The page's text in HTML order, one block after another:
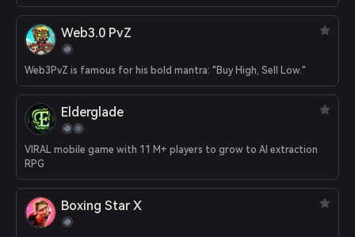
Web3.0 PvZ
Web3PvZ is famous for his bold mantra: "Buy High, Sell Low."
Elderglade
VIRAL mobile game with 11 M+ players to grow to AI extraction
RPG
Boxing Star X